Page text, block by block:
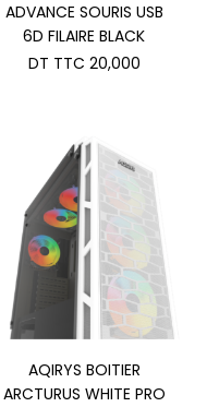
ADVANCE SOURIS USB
6D FILAIRE BLACK
DT TTC 20,000
AQIRYS BOITIER
ARCTURUS WHITE PRO